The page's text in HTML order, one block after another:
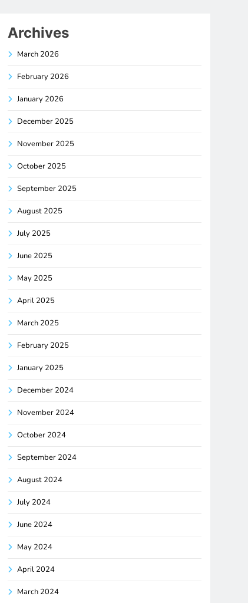
Archives
March 2026
February 2026
January 2026
December 2025
November 2025
October 2025
September 2025
August 2025
July 2025
June 2025
May 2025
April 2025
March 2025
February 2025
January 2025
December 2024
November 2024
October 2024
September 2024
August 2024
July 2024
June 2024
May 2024
April 2024
March 2024